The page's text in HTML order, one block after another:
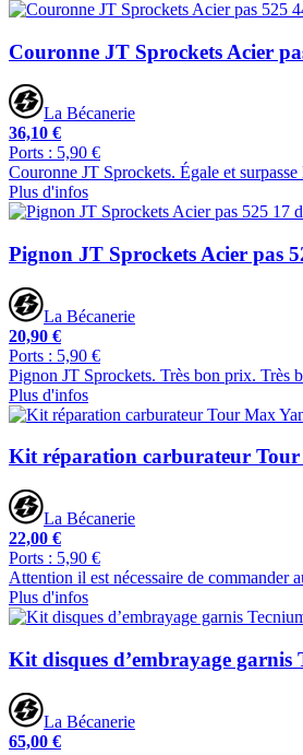
Couronne JT Sprockets Acier
La Bécanerie
36,10 €
Ports : 5,90 €
Couronne JT Sprockets. Égale et
Plus d'infos
Pignon JT Sprockets Acier pas
La Bécanerie
20,90 €
Ports : 5,90 €
Pignon JT Sprockets. Très bon prix. Très
Plus d'infos
Kit réparation carburateur
La Bécanerie
22,00 €
Ports : 5,90 €
Attention il est nécessaire de commander
Plus d'infos
Kit disques d’embrayage garnis
La Bécanerie
65,00 €